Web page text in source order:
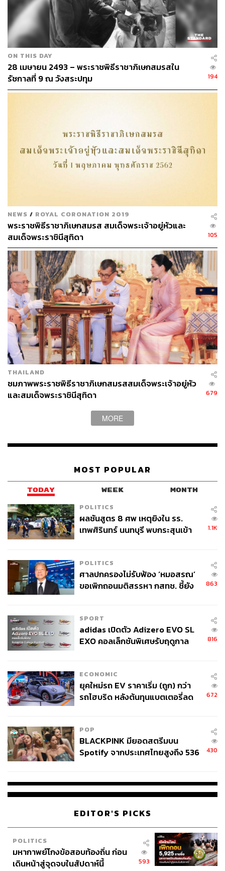
ON THIS DAY
28 เมษายน 2493 – พระราชพิธีราชาภิเษกสมรสใน
รัชกาลที่ 9 ณ วังสระปทุม
194
NEWS / ROYAL CORONATION 2019
พระราชพิธีราชาภิเษกสมรส สมเด็จพระเจ้าอยู่หัวและ
สมเด็จพระราชินีสุทิดา
105
THAILAND
ชมภาพพระราชพิธีราชาภิเษกสมรสสมเด็จพระเจ้าอยู่หัว
และสมเด็จพระราชินีสุทิดา
679
MORE
MOST POPULAR
TODAY WEEK MONTH
POLITICS
ผลชันสูตร 8 ศพ เหตุยิงใน รร.
เทพศิรินทร์ นนทบุรี พบกระสุนเข้า
1.1K
POLITICS
ศาลปกครองไม่รับฟ้อง ‘หมอสรณ’
ขอเพิกถอนมติสรรหา กสทช. ชี้ยัง
863
SPORT
adidas เปิดตัว Adizero EVO SL
EXO คอลเล็กชันพิเศษรับฤดูกาล
816
ECONOMIC
ยุคใหม่รถ EV ราคาเริ่ม (ถูก) กว่า
รถไฮบริด หลังต้นทุนแบตเตอรี่ลด
672
POP
BLACKPINK มียอดสตรีมบน
Spotify จากประเทศไทยสูงถึง 536
430
EDITOR'S PICKS
POLITICS
มหากาพย์โกงข้อสอบท้องถิ่น ก่อน
เดินหน้าสู่จุดจบในสัปดาห์นี้
593